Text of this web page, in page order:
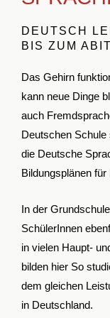
DEUTSCH
BIS ZUM
Das Gehirn
kann neue Dinge
auch
Deutschen
die Deutsche
Bildungsplänen
In der
SchülerInnen
in vielen Haupt-
bilden hier So
dem gleichen
in Deutschland.